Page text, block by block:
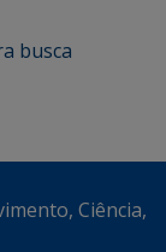
busca
Ciência,